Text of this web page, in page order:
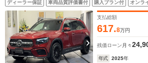
ト キーレスゴー 360°カメラシステム
ト フットトランクオープナー
ディーラー保証 車両品質評価書付 購入プラン付 オンラ
支払総額
617.8万円
残価ローン 月々
年式 2025年